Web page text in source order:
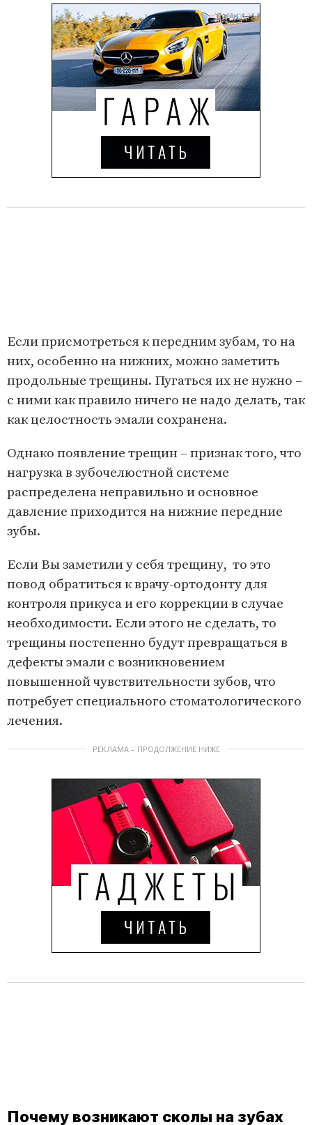
Если присмотреться к передним зубам, то на
них, особенно на нижних, можно заметить
продольные трещины. Пугаться их не нужно –
с ними как правило ничего не надо делать, так
как целостность эмали сохранена.
Однако появление трещин – признак того, что
нагрузка в зубочелюстной системе
распределена неправильно и основное
давление приходится на нижние передние
зубы.
Если Вы заметили у себя трещину, то это
повод обратиться к врачу-ортодонту для
контроля прикуса и его коррекции в случае
необходимости. Если этого не сделать, то
трещины постепенно будут превращаться в
дефекты эмали с возникновением
повышенной чувствительности зубов, что
потребует специального стоматологического
лечения.
РЕКЛАМА – ПРОДОЛЖЕНИЕ НИЖЕ
Почему возникают сколы на зубах